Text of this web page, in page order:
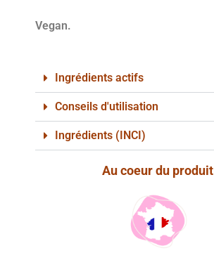
Vegan.
Ingrédients actifs
Conseils d'utilisation
Ingrédients (INCI)
Au coeur du produit